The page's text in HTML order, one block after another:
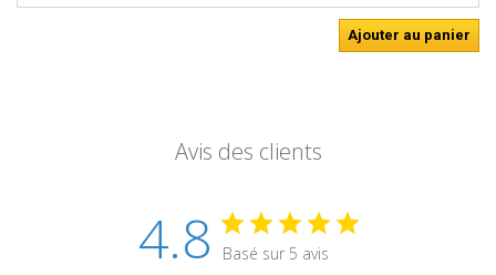
Ajouter au panier
Avis des clients
4.8 Basé sur 5 avis